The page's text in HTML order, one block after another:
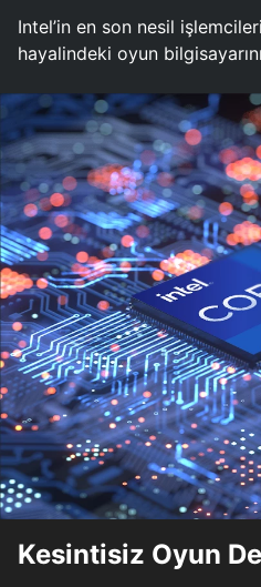
Intel’in en son nesil
hayalindeki oyun
Kesintisiz Oyun